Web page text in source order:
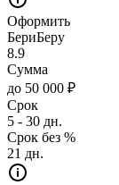
Оформить
БериБеру
8.9
Сумма
до 50 000 ₽
Срок
5 - 30 дн.
Срок без %
21 дн.